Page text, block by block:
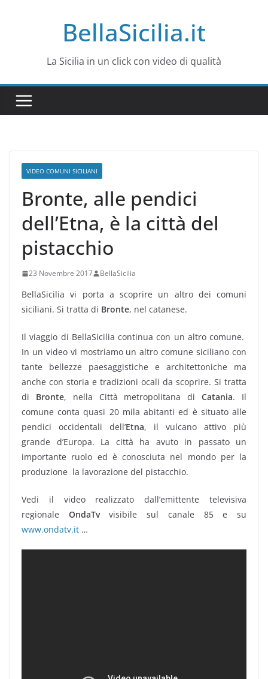
BellaSicilia.it
La Sicilia in un click con video di qualità
VIDEO COMUNI SICILIANI
Bronte, alle pendici
dell’Etna, è la città del
pistacchio
23 Novembre 2017 BellaSicilia
BellaSicilia vi porta a scoprire un altro dei comuni
siciliani. Si tratta di Bronte, nel catanese.
Il viaggio di BellaSicilia continua con un altro comune.
In un video vi mostriamo un altro comune siciliano con
tante bellezze paesaggistiche e architettoniche ma
anche con storia e tradizioni ocali da scoprire. Si tratta
di Bronte, nella Città metropolitana diCatania. Il
comune conta quasi 20 mila abitanti ed è situato alle
pendici occidentali dell’Etna, il vulcano attivo più
grande d’Europa. La città ha avuto in passato un
importante ruolo ed è conosciuta nel mondo per la
produzione la lavorazione del pistacchio.
Vedi il video realizzato dall’emittente televisiva
regionale OndaTvvisibile sul canale 85 e su
www.ondatv.it …